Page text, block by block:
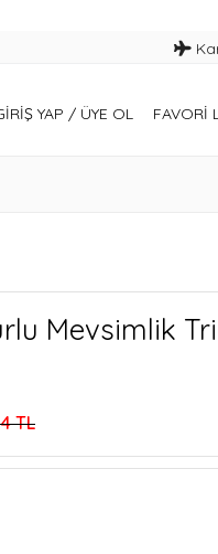
YAP / ÜYE OL FAVORI
Mevsimlik
TL